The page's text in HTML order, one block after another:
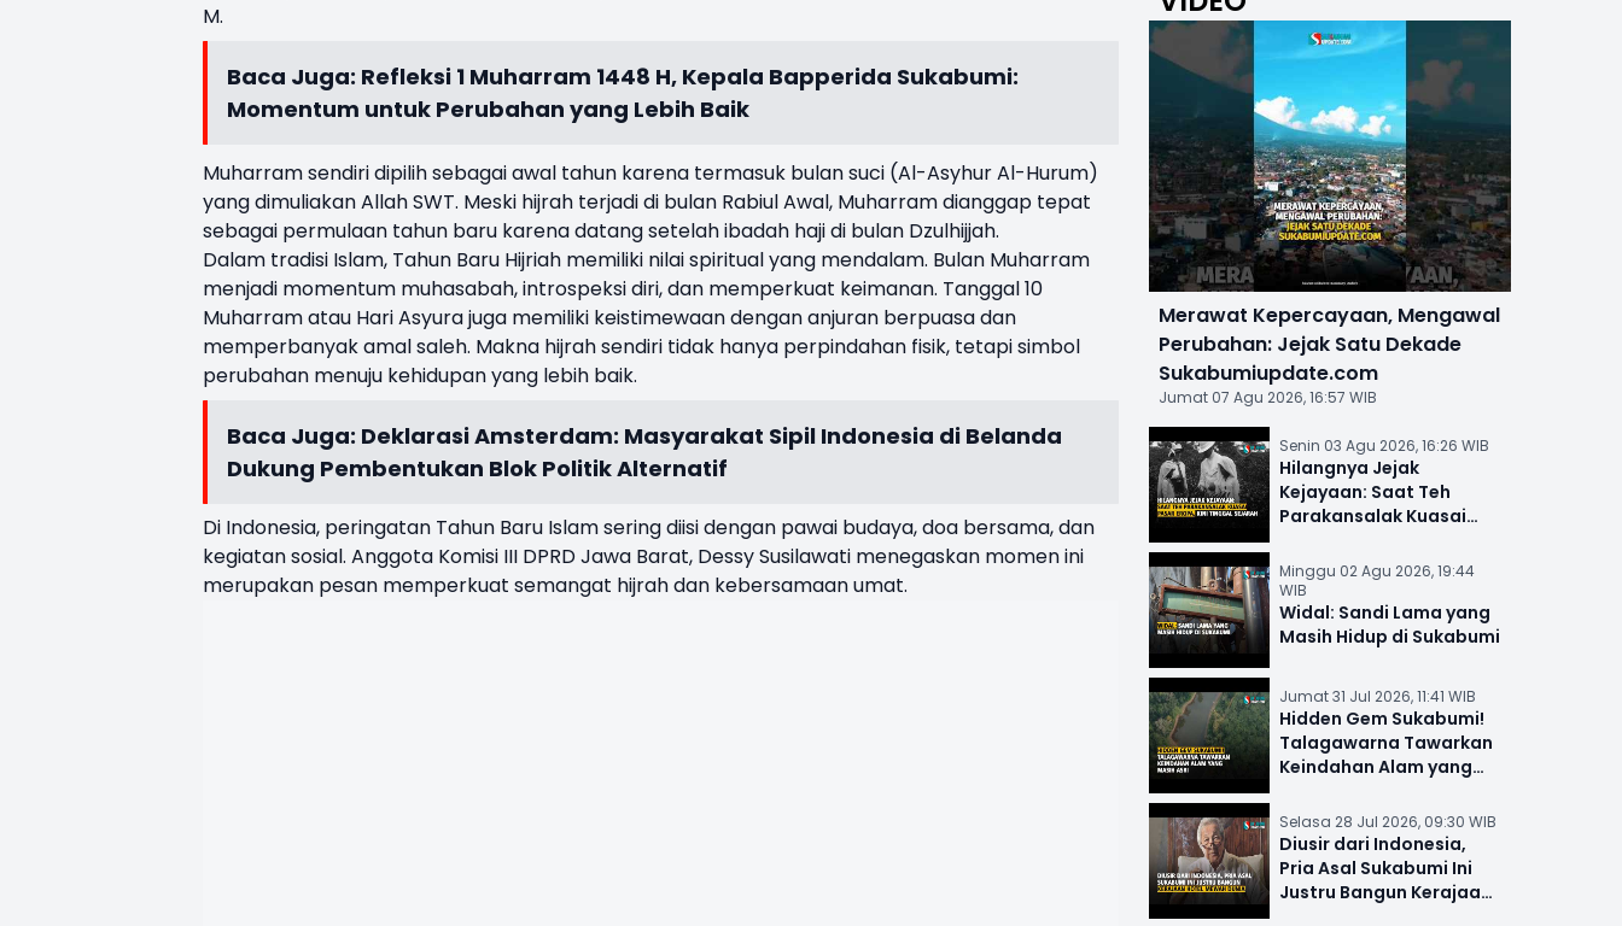
M.
Baca Juga: Refleksi 1 Muharram 1448 H, Kepala Bapperida Sukabumi:
Momentum untuk Perubahan yang Lebih Baik
Muharram sendiri dipilih sebagai awal tahun karena termasuk bulan suci (Al-Asyhur Al-Hurum)
yang dimuliakan Allah SWT. Meski hijrah terjadi di bulan Rabiul Awal, Muharram dianggap tepat
sebagai permulaan tahun baru karena datang setelah ibadah haji di bulan Dzulhijjah.
Dalam tradisi Islam, Tahun Baru Hijriah memiliki nilai spiritual yang mendalam. Bulan Muharram
menjadi momentum muhasabah, introspeksi diri, dan memperkuat keimanan. Tanggal 10
Muharram atau Hari Asyura juga memiliki keistimewaan dengan anjuran berpuasa dan
memperbanyak amal saleh. Makna hijrah sendiri tidak hanya perpindahan fisik, tetapi simbol
perubahan menuju kehidupan yang lebih baik.
Baca Juga: Deklarasi Amsterdam: Masyarakat Sipil Indonesia di Belanda
Dukung Pembentukan Blok Politik Alternatif
Di Indonesia, peringatan Tahun Baru Islam sering diisi dengan pawai budaya, doa bersama, dan
kegiatan sosial. Anggota Komisi III DPRD Jawa Barat, Dessy Susilawati menegaskan momen ini
merupakan pesan memperkuat semangat hijrah dan kebersamaan umat.
Merawat Kepercayaan, Mengawal
Perubahan: Jejak Satu Dekade
Sukabumiupdate.com
Jumat 07 Agu 2026, 16:57 WIB
Senin 03 Agu 2026, 16:26 WIB
Hilangnya Jejak
Kejayaan: Saat Teh
Parakansalak Kuasai
Sejarah
Minggu 02 Agu 2026, 19:44
WIB
Widal: Sandi Lama yang
Masih Hidup di Sukabumi
Jumat 31 Jul 2026, 11:41 WIB
Hidden Gem Sukabumi!
Talagawarna Tawarkan
Keindahan Alam yang
Selasa 28 Jul 2026, 09:30 WIB
Diusir dari Indonesia,
Pria Asal Sukabumi Ini
Justru Bangun Kerajaan